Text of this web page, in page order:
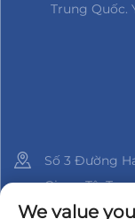
Trung Quốc.
Số 3 Đường
Giang Tô,
We value